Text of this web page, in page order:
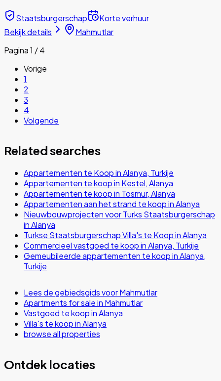
Staatsburgerschap
Korte verhuur
Bekijk details
Mahmutlar
Pagina 1 / 4
Vorige
1
2
3
4
Volgende
Related searches
Appartementen te Koop in Alanya, Turkije
Appartementen te koop in Kestel, Alanya
Appartementen te koop in Tosmur, Alanya
Appartementen aan het strand te koop in Alanya
Nieuwbouwprojecten voor Turks Staatsburgerschap
in Alanya
Turkse Staatsburgerschap Villa's te Koop in Alanya
Commercieel vastgoed te koop in Alanya, Turkije
Gemeubileerde appartementen te koop in Alanya,
Turkije
Lees de gebiedsgids voor Mahmutlar
Apartments for sale in Mahmutlar
Vastgoed te koop in Alanya
Villa's te koop in Alanya
browse all properties
Ontdek locaties